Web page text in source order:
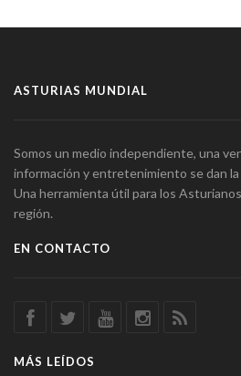
ASTURIAS MUNDIAL
Somos un medio independiente, una
información y entretenimiento se dan la
Una herramienta útil para los
región.
EN CONTACTO
MÁS LEÍDOS